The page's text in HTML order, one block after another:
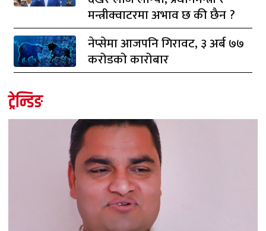
मन्त्रीक्वाटरमा अभाव छ की छैन ?
नेप्सेमा आजपनि गिरावट, ३ अर्ब ७७
करोडको कारोबार
ट्रेन्डिङ